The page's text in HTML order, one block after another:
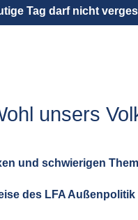
Tag darf nicht
unsers
und schwierigen
des LFA